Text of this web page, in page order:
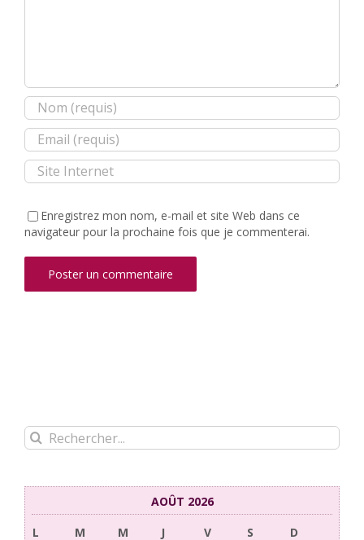
Enregistrez mon nom, e-mail et site Web dans ce
navigateur pour la prochaine fois que je commenterai.
Rechercher:
AOÛT 2026
L
M M J V S
D